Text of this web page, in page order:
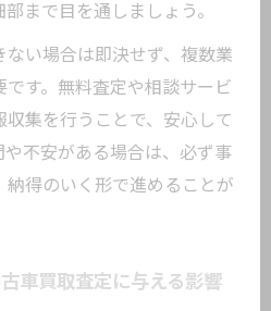
まで目を通しましょう。
ない場合は即決せず、複数業
す。無料査定や相談サービ
集を行うことで、安心して
不安がある場合は、必ず事
得のいく形で進めることが
車買取査定に与える影響